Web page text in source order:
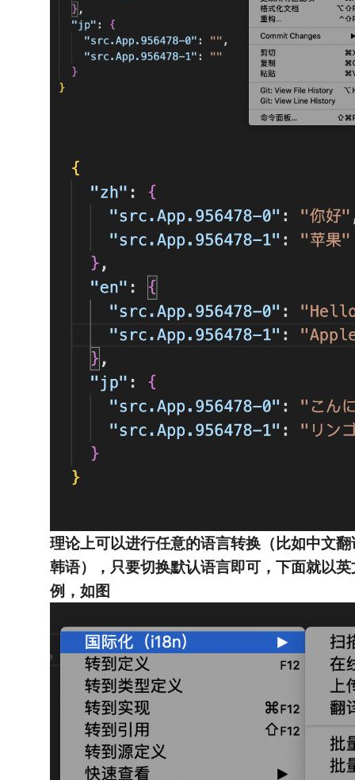
理论上可以进行任意的语言转换（比如中文
韩语），只要切换默认语言即可，下面就以
例，如图